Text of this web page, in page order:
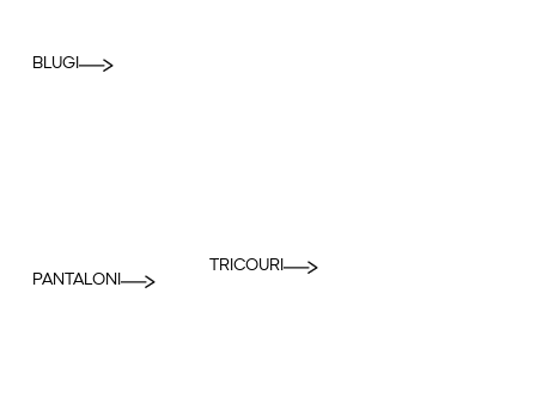
BLUGI
PANTALONI
TRICOURI